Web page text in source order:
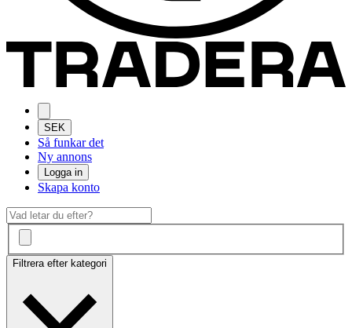
SEK
Så funkar det
Ny annons
Logga in
Skapa konto
Filtrera efter kategori